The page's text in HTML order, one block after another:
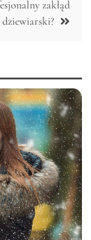
zakłąd
dziewiarski?